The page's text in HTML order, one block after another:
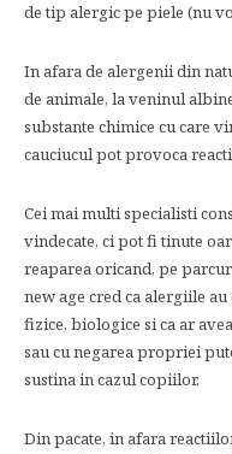
de tip alergic pe piele (nu
In afara de alergenii din
de animale, la veninul
substante chimice cu care
cauciucul pot provoca
Cei mai multi specialisti
vindecate, ci pot fi tinute
reaparea oricand, pe
new age cred ca alergiile
fizice, biologice si ca ar
sau cu negarea propriei
sustina in cazul copiilor.
Din pacate, in afara